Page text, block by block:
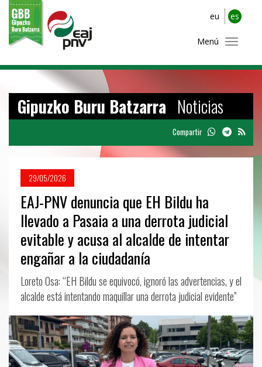
eu es
Menú
Gipuzko Buru Batzarra Noticias
Compartir
29/05/2026
EAJ-PNV denuncia que EH Bildu ha
llevado a Pasaia a una derrota judicial
evitable y acusa al alcalde de intentar
engañar a la ciudadanía
Loreto Osa: “EH Bildu se equivocó, ignoró las advertencias, y el
alcalde está intentando maquillar una derrota judicial evidente”